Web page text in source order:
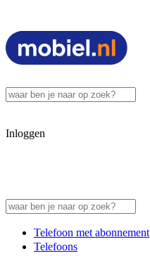
Inloggen
Telefoon met abonnement
Telefoons